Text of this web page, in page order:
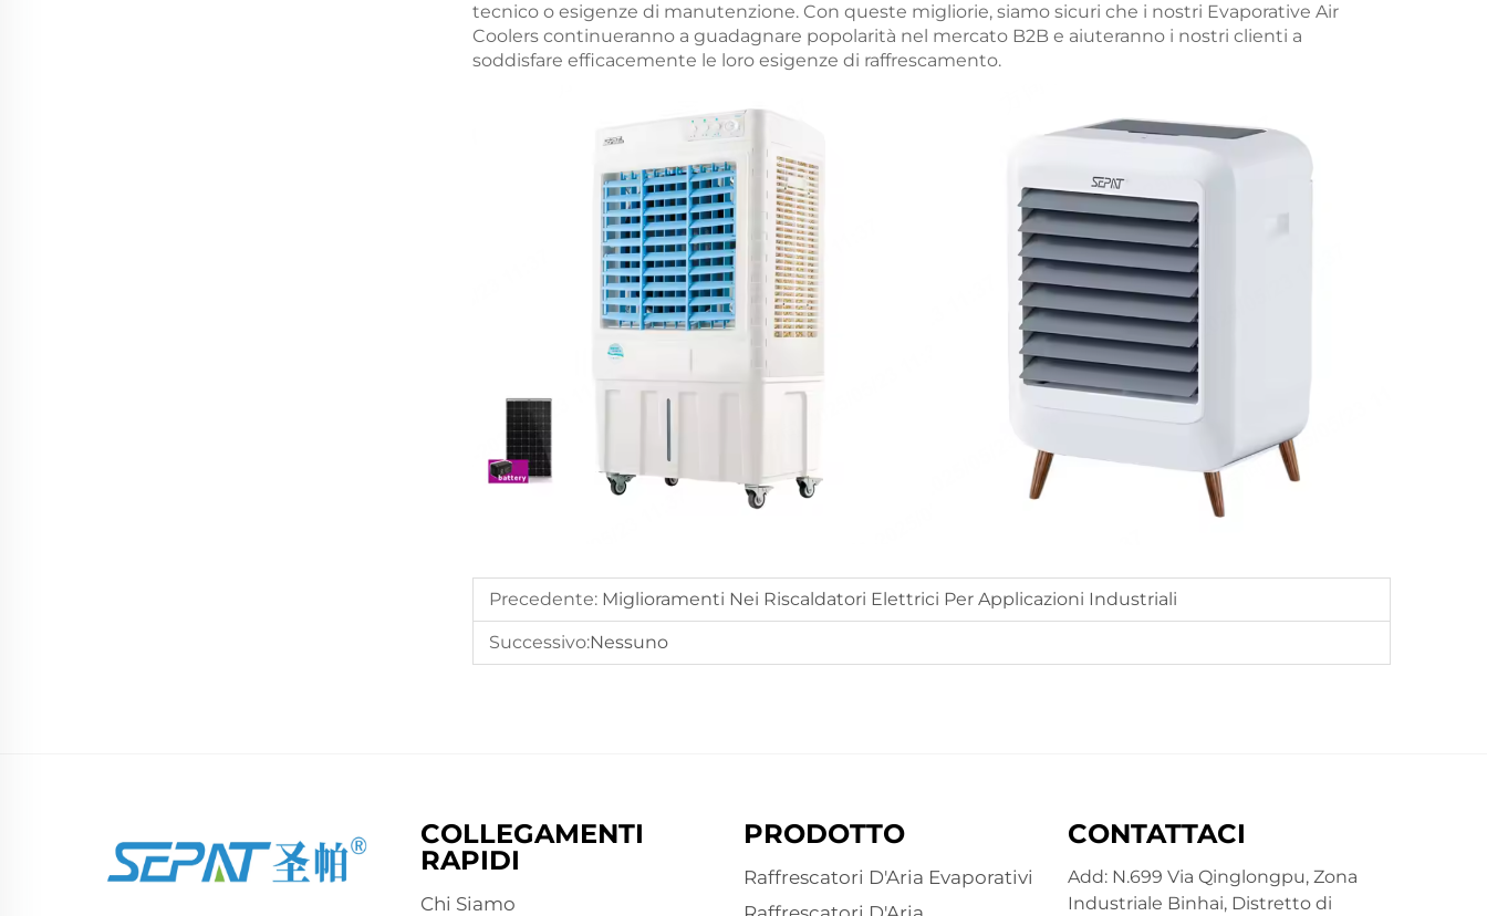
tecnico o esigenze di manutenzione. Con queste migliorie, siamo sicuri che i nostri Evaporative Air
Coolers continueranno a guadagnare popolarità nel mercato B2B e aiuteranno i nostri clienti a
soddisfare efficacemente le loro esigenze di raffrescamento.
Precedente: Miglioramenti Nei Riscaldatori Elettrici Per Applicazioni Industriali
Successivo:Nessuno
COLLEGAMENTI
RAPIDI
Chi Siamo
PRODOTTO
Raffrescatori D'Aria Evaporativi
CONTATTACI
Add: N.699 Via Qinglongpu, Zona
Industriale Binhai, Distretto di